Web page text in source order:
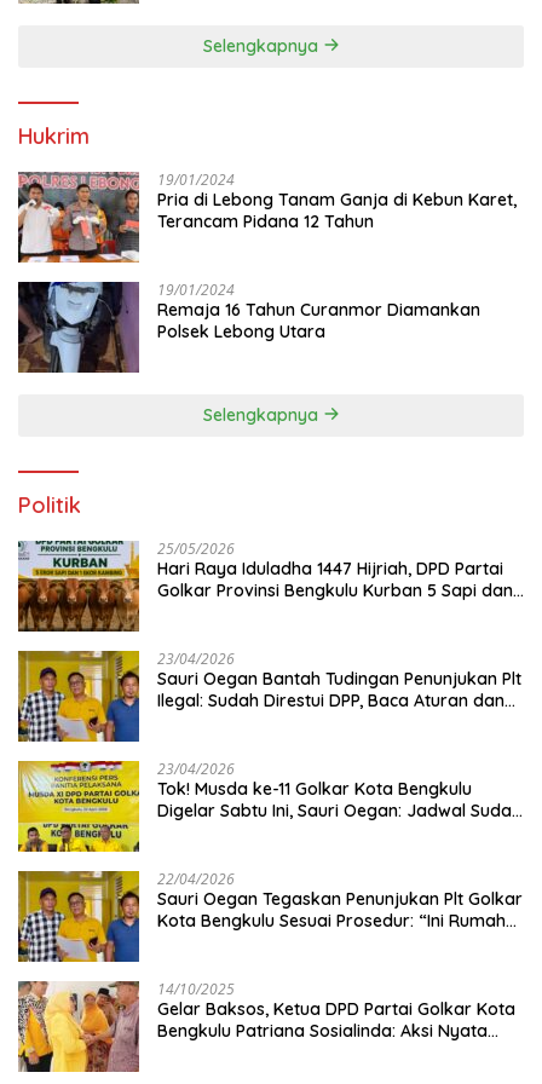
Selengkapnya
Hukrim
19/01/2024
Pria di Lebong Tanam Ganja di Kebun Karet,
Terancam Pidana 12 Tahun
19/01/2024
Remaja 16 Tahun Curanmor Diamankan
Polsek Lebong Utara
Selengkapnya
Politik
25/05/2026
Hari Raya Iduladha 1447 Hijriah, DPD Partai
Golkar Provinsi Bengkulu Kurban 5 Sapi dan 1
23/04/2026
Sauri Oegan Bantah Tudingan Penunjukan Plt
Ilegal: Sudah Direstui DPP, Baca Aturan dan
23/04/2026
‎Tok! Musda ke-11 Golkar Kota Bengkulu
Digelar Sabtu Ini, Sauri Oegan: Jadwal Sudah
22/04/2026
Sauri Oegan Tegaskan Penunjukan Plt Golkar
Kota Bengkulu Sesuai Prosedur: “Ini Rumah
14/10/2025
‎Gelar Baksos, Ketua DPD Partai Golkar Kota
Bengkulu Patriana Sosialinda: Aksi Nyata